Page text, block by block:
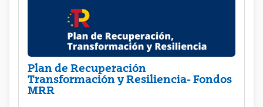
Plan de Recuperación
Transformación y Resiliencia- Fondos
MRR